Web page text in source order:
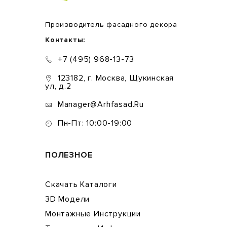
Производитель фасадного декора
Контакты:
+7 (495) 968-13-73
123182, г. Москва, Щукинская
ул, д.2
Manager@arhfasad.ru
Пн-Пт: 10:00-19:00
ПОЛЕЗНОЕ
Скачать Каталоги
3D Модели
Монтажные Инструкции